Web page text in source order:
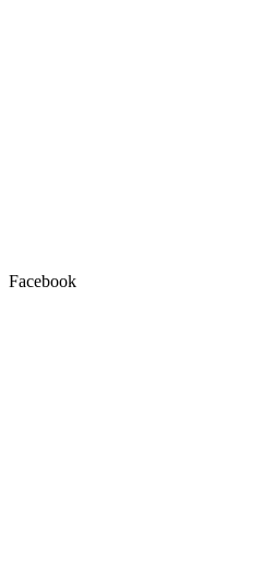
Facebook